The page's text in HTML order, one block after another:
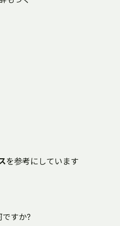
を参考にしています
すか?